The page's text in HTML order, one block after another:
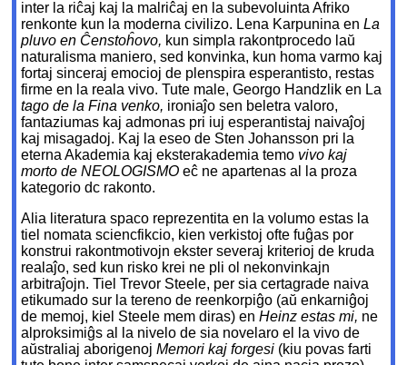
inter la riĉaj kaj la malriĉaj en la subevoluinta Afriko
renkonte kun la moderna civilizo. Lena Karpunina enLa
pluvo en Ĉenstoĥovo, kun simpla rakontprocedo laŭ
naturalisma maniero, sed konvinka, kun homa varmo kaj
fortaj sinceraj emocioj de plenspira esperantisto, restas
firme en la reala vivo. Tute male, Georgo Handzlik en La
tago de la Fina venko, ironiaĵo sen beletra valoro,
fantaziumas kaj admonas pri iuj esperantistaj naivaĵoj
kaj misagadoj. Kaj la eseo de Sten Johansson pri la
eterna Akademia kaj eksterakademia temo vivo kaj
morto de NEOLOGISMOeĉ ne apartenas al la proza
kategorio dc rakonto.
Alia literatura spaco reprezentita en la volumo estas la
tiel nomata sciencfikcio, kien verkistoj ofte fuĝas por
konstrui rakontmotivojn ekster severaj kriterioj de kruda
realaĵo, sed kun risko krei ne pli ol nekonvinkajn
arbitraĵojn. Tiel Trevor Steele, per sia certagrade naiva
etikumado sur la tereno de reenkorpiĝo (aŭ enkarniĝoj
de memoj, kiel Steele mem diras) enHeinz estas mi, ne
alproksimiĝs al la nivelo de sia novelaro el la vivo de
aŭstraliaj aborigenojMemori kaj forgesi (kiu povas farti